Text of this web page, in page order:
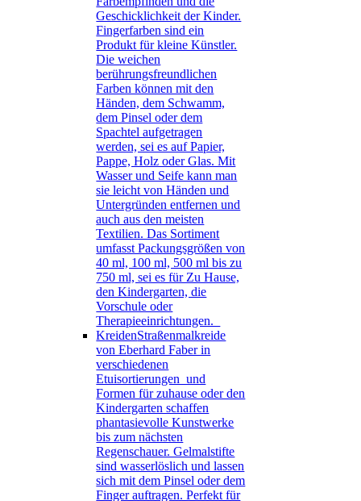
Geschicklichkeit der Kinder.
Fingerfarben sind ein
Produkt für kleine Künstler.
Die weichen
berührungsfreundlichen
Farben können mit den
Händen, dem Schwamm,
dem Pinsel oder dem
Spachtel aufgetragen
werden, sei es auf Papier,
Pappe, Holz oder Glas. Mit
Wasser und Seife kann man
sie leicht von Händen und
Untergründen entfernen und
auch aus den meisten
Textilien. Das Sortiment
umfasst Packungsgrößen von
40 ml, 100 ml, 500 ml bis zu
750 ml, sei es für Zu Hause,
den Kindergarten, die
Vorschule oder
Therapieeinrichtungen.
KreidenStraßenmalkreide
von Eberhard Faber in
verschiedenen
Etuisortierungen und
Formen für zuhause oder den
Kindergarten schaffen
phantasievolle Kunstwerke
bis zum nächsten
Regenschauer. Gelmalstifte
sind wasserlöslich und lassen
sich mit dem Pinsel oder dem
Finger auftragen. Perfekt für